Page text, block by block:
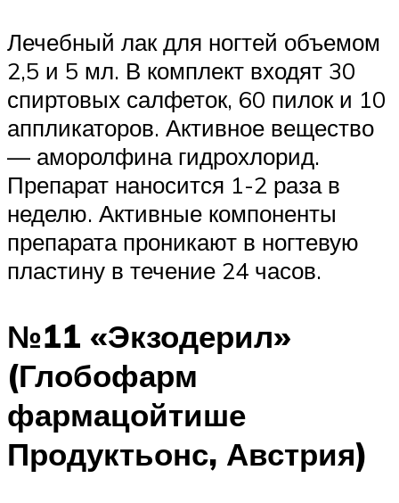
Лечебный лак для ногтей объемом
2,5 и 5 мл. В комплект входят 30
спиртовых салфеток, 60 пилок и 10
аппликаторов. Активное вещество
— аморолфина гидрохлорид.
Препарат наносится 1-2 раза в
неделю. Активные компоненты
препарата проникают в ногтевую
пластину в течение 24 часов.
№11 «Экзодерил»
(Глобофарм
фармацойтише
Продуктьонс, Австрия)